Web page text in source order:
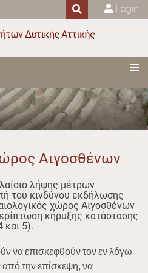
Login
Αιγοσθένων
λήψης μέτρων
του κινδύνου εκδήλωσης
χώρος Αιγοσθένων
κήρυξης κατάστασης
και 5).
να επισκεφθούν τον εν λόγω
την επίσκεψη, να